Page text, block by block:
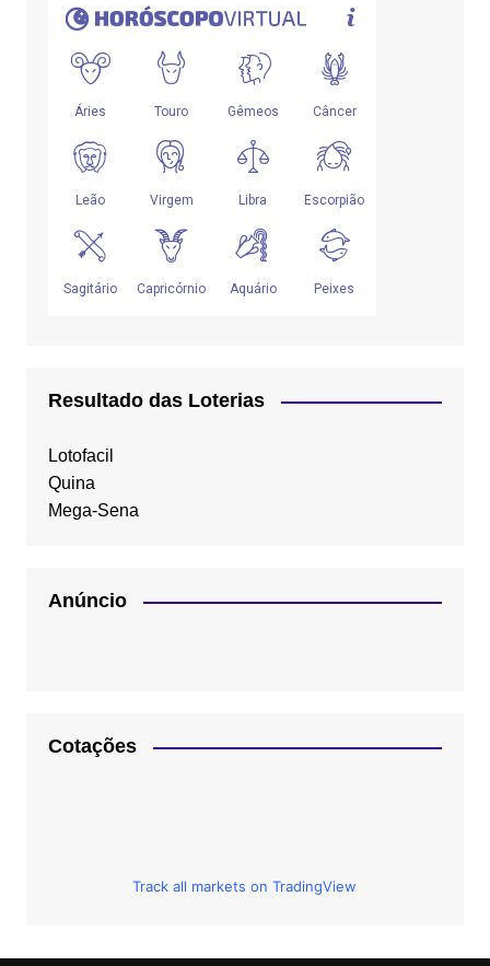
Resultado das Loterias
Lotofacil
Quina
Mega-Sena
Anúncio
Cotações
Track all markets on TradingView